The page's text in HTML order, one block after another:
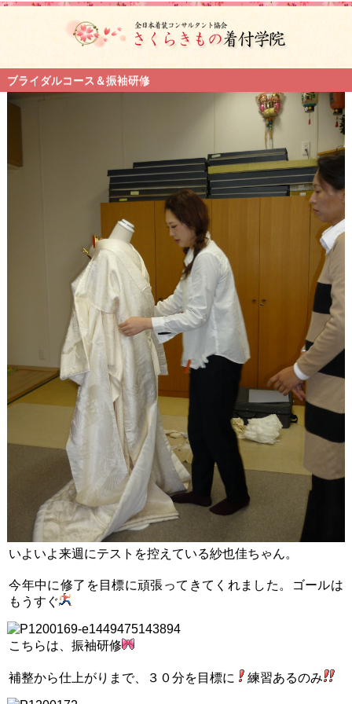
ブライダルコース＆振袖研修
いよいよ来週にテストを控えている紗也佳ちゃん。
今年中に修了を目標に頑張ってきてくれました。ゴールは
もうすぐ
こちらは、振袖研修
補整から仕上がりまで、３０分を目標に 練習あるのみ